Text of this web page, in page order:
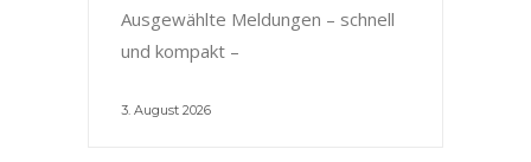
Ausgewählte Meldungen – schnell
und kompakt –
3. August 2026